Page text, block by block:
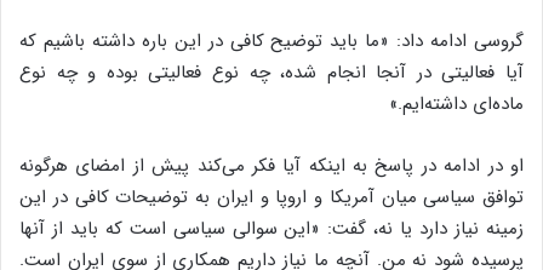
گروسی ادامه داد: «ما باید توضیح کافی در این باره داشته باشیم که
آیا فعالیتی در آنجا انجام شده، چه نوع فعالیتی بوده و چه نوع
ماده‌ای داشته‌ایم.»
او در ادامه در پاسخ به اینکه آیا فکر می‌کند پیش از امضای هرگونه
توافق سیاسی میان آمریکا و اروپا و ایران به توضیحات کافی در این
زمینه نیاز دارد یا نه، گفت: «این سوالی سیاسی است که باید از آنها
پرسیده شود نه من. آنچه ما نیاز داریم همکاری از سوی ایران است.